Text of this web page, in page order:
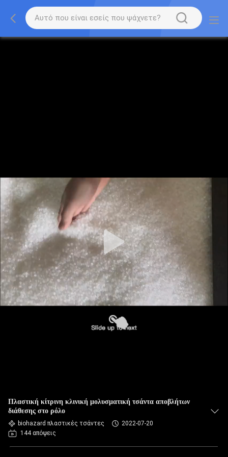
Πλαστική κίτρινη κλινική μολυσματική τσάντα αποβλήτων
διάθεσης στο ρόλο
biohazard πλαστικές τσάντες
2022-07-20
144 απόψεις